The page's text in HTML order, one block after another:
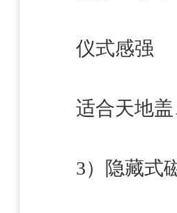
仪式感强
适合天地盖
3）隐藏式